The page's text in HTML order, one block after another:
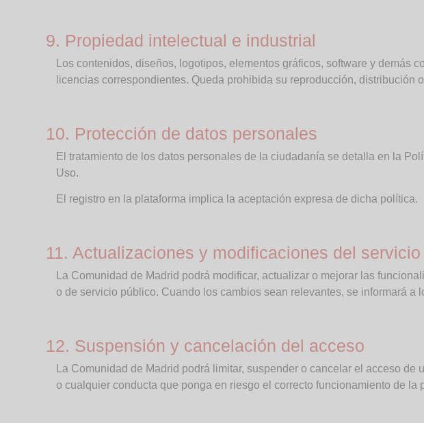
9. Propiedad intelectual e industrial
Los contenidos, diseños, logotipos, elementos gráficos, software y
licencias correspondientes. Queda prohibida su reproducción, distribución
10. Protección de datos personales
El tratamiento de los datos personales de la ciudadanía se detalla en la
Uso.
El registro en la plataforma implica la aceptación expresa de dicha política.
11. Actualizaciones y modificaciones del servicio
La Comunidad de Madrid podrá modificar, actualizar o mejorar las
o de servicio público. Cuando los cambios sean relevantes, se informará a
12. Suspensión y cancelación del acceso
La Comunidad de Madrid podrá limitar, suspender o cancelar el acceso
o cualquier conducta que ponga en riesgo el correcto funcionamiento de la